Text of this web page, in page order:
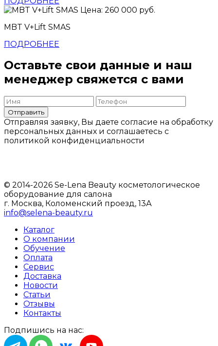
Цена: 260 000 руб.
MBT V+Lift SMAS
ПОДРОБНЕЕ
Оставьте свои данные и наш
менеджер свяжется с вами
Отправить
Отправляя заявку, Вы даете согласие на обработку
персональных данных и соглашаетесь c
политикой конфиденциальности
© 2014-2026 Se-Lena Beauty косметологическое
оборудование для салона
г. Москва, Коломенский проезд, 13А
info@selena-beauty.ru
Каталог
О компании
Обучение
Оплата
Сервис
Доставка
Новости
Статьи
Отзывы
Контакты
Подпишись на нас: